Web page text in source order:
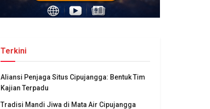
Terkini
Aliansi Penjaga Situs Cipujangga: Bentuk Tim
Kajian Terpadu
Tradisi Mandi Jiwa di Mata Air Cipujangga